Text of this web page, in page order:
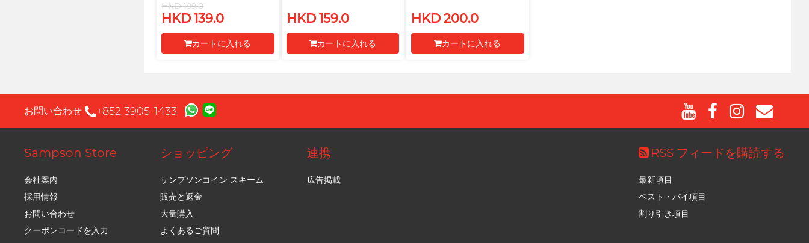
HKD 199.0
HKD 139.0
カートに入れる
HKD 159.0
カートに入れる
HKD 200.0
カートに入れる
お問い合わせ +852 3905-1433
Sampson Store
会社案内
採用情報
お問い合わせ
クーポンコードを入力
ショッピング
サンプソンコイン スキーム
販売と返金
大量購入
よくあるご質問
連携
広告掲載
RSS フィードを購読する
最新項目
ベスト・バイ項目
割り引き項目